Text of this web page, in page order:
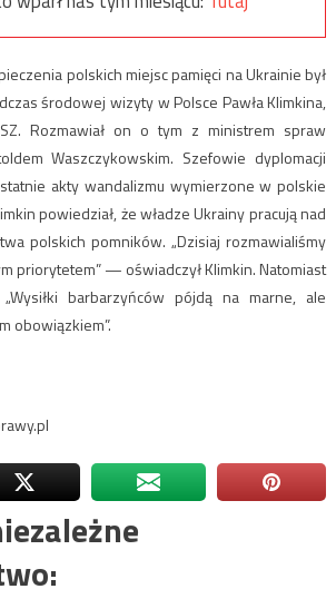
polskich miejsc pamięci na Ukrainie był
środowej wizyty w Polsce Pawła Klimkina,
Rozmawiał on o tym z ministrem spraw
Waszczykowskim. Szefowie dyplomacji
akty wandalizmu wymierzone w polskie
powiedział, że władze Ukrainy pracują nad
polskich pomników. „Dzisiaj rozmawialiśmy
priorytetem” — oświadczył Klimkin. Natomiast
barbarzyńców pójdą na marne, ale
obowiązkiem”.